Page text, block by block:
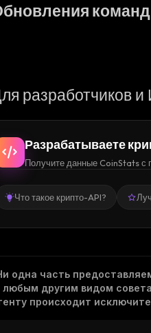
разработчиков
Разрабатываете
Получите данные CoinStats
Что такое крипто-API?
одна часть
другим видом
происходит